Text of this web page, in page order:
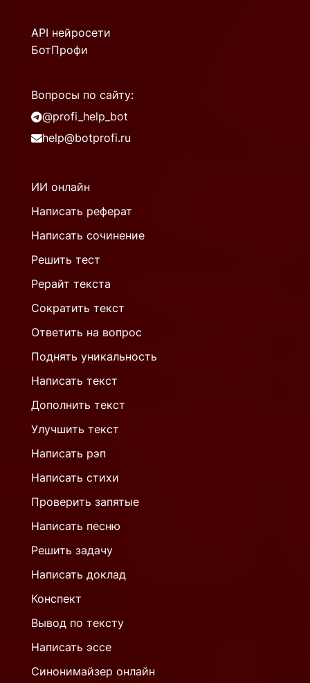
API нейросети
БотПрофи
Вопросы по сайту:
@profi_help_bot
help@botprofi.ru
ИИ онлайн
Написать реферат
Написать сочинение
Решить тест
Рерайт текста
Сократить текст
Ответить на вопрос
Поднять уникальность
Написать текст
Дополнить текст
Улучшить текст
Написать рэп
Написать стихи
Проверить запятые
Написать песню
Решить задачу
Написать доклад
Конспект
Вывод по тексту
Написать эссе
Синонимайзер онлайн